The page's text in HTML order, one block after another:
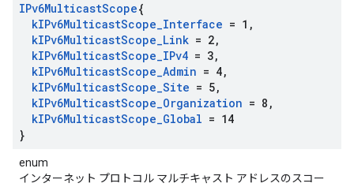
IPv6MulticastScope{
kIPv6MulticastScope_Interface = 1 ,
kIPv6MulticastScope_Link = 2,
kIPv6MulticastScope_IPv4 = 3,
kIPv6MulticastScope_Admin = 4,
kIPv6MulticastScope_Site = 5,
kIPv6MulticastScope_Organization = 8 ,
kIPv6MulticastScope_Global = 14
}
enum
インターネット プロトコル マルチキャスト アドレスのスコー